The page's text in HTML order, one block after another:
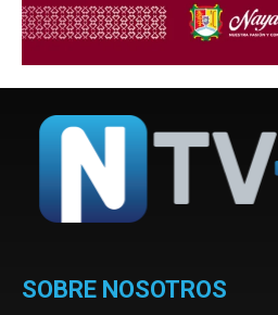
SOBRE NOSOTROS